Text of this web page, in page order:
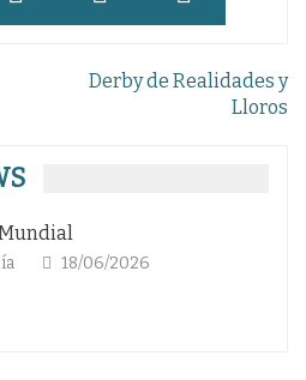
Derby de Realidades y
Lloros
2026